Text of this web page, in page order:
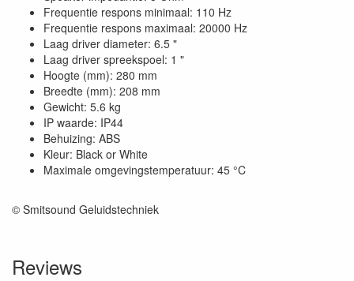
Frequentie respons minimaal: 110 Hz
Frequentie respons maximaal: 20000 Hz
Laag driver diameter: 6.5 "
Laag driver spreekspoel: 1 "
Hoogte (mm): 280 mm
Breedte (mm): 208 mm
Gewicht: 5.6 kg
IP waarde: IP44
Behuizing: ABS
Kleur: Black or White
Maximale omgevingstemperatuur: 45 °C
© Smitsound Geluidstechniek
Reviews